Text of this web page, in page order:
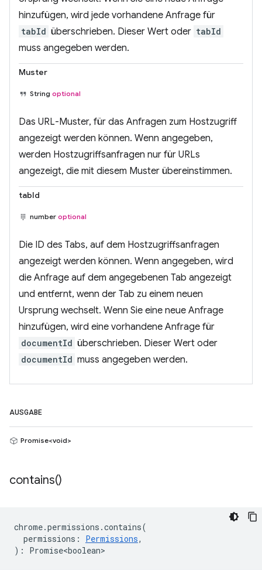
hinzufügen, wird jede vorhandene Anfrage für
tabId überschrieben. Dieser Wert oder tabId
muss angegeben werden.
Muster
String optional
Das URL-Muster, für das Anfragen zum Hostzugriff
angezeigt werden können. Wenn angegeben,
werden Hostzugriffsanfragen nur für URLs
angezeigt, die mit diesem Muster übereinstimmen.
tabId
number optional
Die ID des Tabs, auf dem Hostzugriffsanfragen
angezeigt werden können. Wenn angegeben, wird
die Anfrage auf dem angegebenen Tab angezeigt
und entfernt, wenn der Tab zu einem neuen
Ursprung wechselt. Wenn Sie eine neue Anfrage
hinzufügen, wird eine vorhandene Anfrage für
documentId überschrieben. Dieser Wert oder
documentId muss angegeben werden.
AUSGABE
Promise<void>
contains()
chrome.permissions .contains(
permissions : Permissions,
) : Promise<boolean>